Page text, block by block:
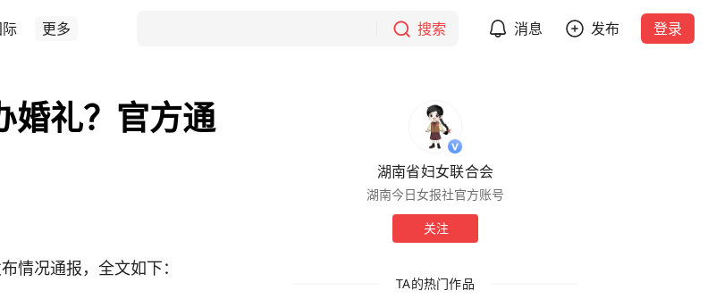
更多 搜索 消息 发布 登录
婚礼？官方通
情况通报，全文如下：
湖南省妇女联合会
湖南今日女报社官方账号
关注
TA的热门作品